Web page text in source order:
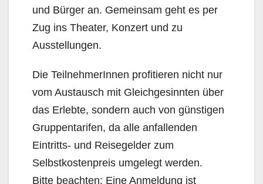
und Bürger an. Gemeinsam geht es per
Zug ins Theater, Konzert und zu
Ausstellungen.
Die TeilnehmerInnen profitieren nicht nur
vom Austausch mit Gleichgesinnten über
das Erlebte, sondern auch von günstigen
Gruppentarifen, da alle anfallenden
Eintritts- und Reisegelder zum
Selbstkostenpreis umgelegt werden.
Bitte beachten: Eine Anmeldung ist